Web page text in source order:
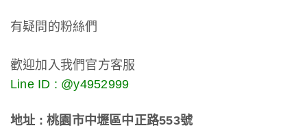
有疑問的粉絲們
歡迎加入我們官方客服
Line ID : @y4952999
地址 : 桃園市中壢區中正路553號